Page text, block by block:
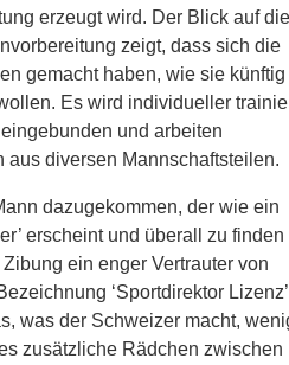
erzeugt wird. Der Blick auf die
zeigt, dass sich die
gemacht haben, wie sie künftig
Es wird individueller
und arbeiten
aus diversen Mannschaftsteilen.
dazugekommen, der wie ein
erscheint und überall zu finden
ein enger Vertrauter von
‘Sportdirektor Lizenz’
was der Schweizer macht,
zusätzliche Rädchen zwischen